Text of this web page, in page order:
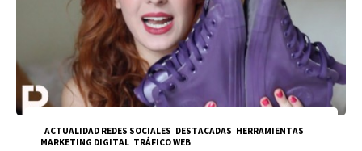
ACTUALIDAD REDES SOCIALES DESTACADAS HERRAMIENTAS
MARKETING DIGITAL TRÁFICO WEB